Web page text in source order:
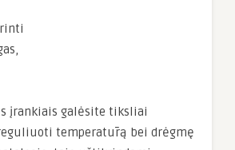
įrankiais galėsite tiksliai
temperatūrą bei drėgmę